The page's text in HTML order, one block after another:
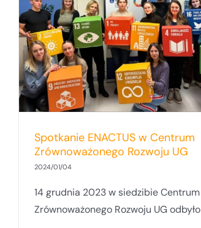
Spotkanie ENACTUS w Centrum
Zrównoważonego Rozwoju UG
2024/01/04
14 grudnia 2023 w siedzibie Centrum
Zrównoważonego Rozwoju UG odbyło